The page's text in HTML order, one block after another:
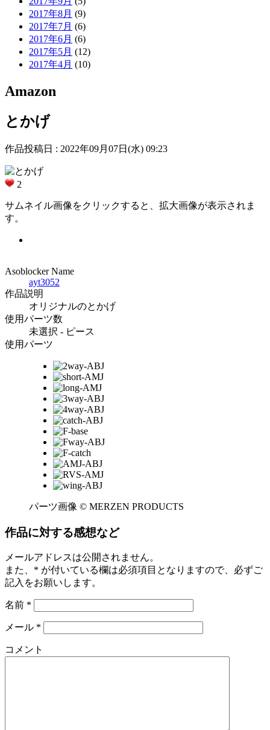
2017年8月 (9)
2017年7月 (6)
2017年6月 (6)
2017年5月 (12)
2017年4月 (10)
Amazon
とかげ
作品投稿日 : 2022年09月07日(水) 09:23
2
サムネイル画像をクリックすると、拡大画像が表示されま
す。
Asoblocker Name
ayt3052
作品説明
オリジナルのとかげ
使用パーツ数
未選択 - ピース
使用パーツ
パーツ画像 © MERZEN PRODUCTS
作品に対する感想など
メールアドレスは公開されません。
また、 * が付いている欄は必須項目となりますので、必ずご
記入をお願いします。
名前 *
メール *
コメント